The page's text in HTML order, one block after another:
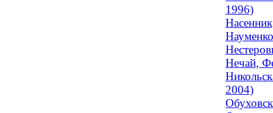
1996)
Нечай,
2004)